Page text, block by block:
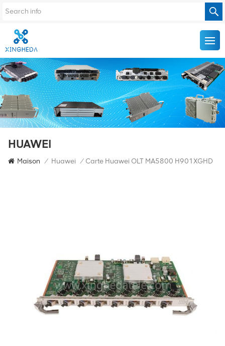
HUAWEI
Maison / Huawei / Carte Huawei OLT MA5800 H901XGHD